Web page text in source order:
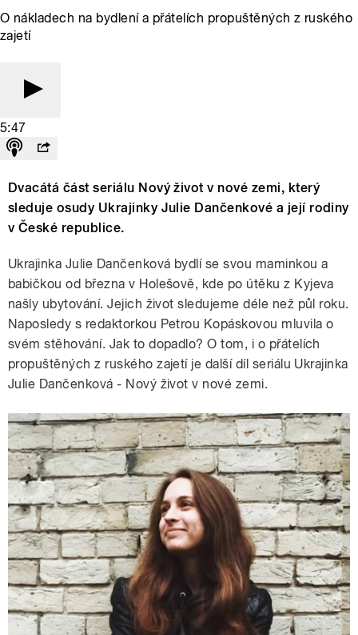
O nákladech na bydlení a přátelích propuštěných z ruského
zajetí
5:47
Dvacátá část seriálu Nový život v nové zemi, který
sleduje osudy Ukrajinky Julie Dančenkové a její rodiny
v České republice.
Ukrajinka Julie Dančenková bydlí se svou maminkou a
babičkou od března v Holešově, kde po útěku z Kyjeva
našly ubytování. Jejich život sledujeme déle než půl roku.
Naposledy s redaktorkou Petrou Kopáskovou mluvila o
svém stěhování. Jak to dopadlo? O tom, i o přátelích
propuštěných z ruského zajetí je další díl seriálu Ukrajinka
Julie Dančenková - Nový život v nové zemi.